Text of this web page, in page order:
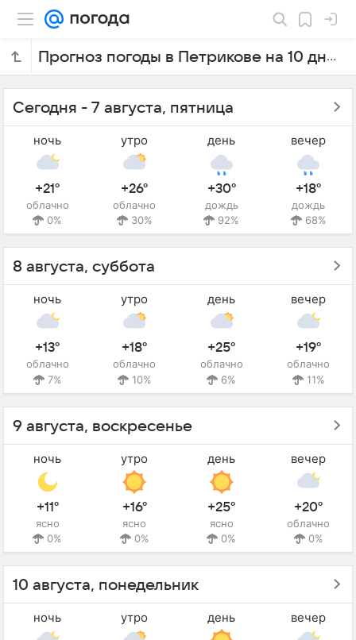
Прогноз погоды в Петрикове на 10 дней
Сегодня - 7 августа, пятница
ночь
+21°
облачно
0%
утро
+26°
облачно
30%
день
+30°
дождь
92%
вечер
+18°
дождь
68%
8 августа, суббота
ночь
+13°
облачно
7%
утро
+18°
облачно
10%
день
+25°
облачно
6%
вечер
+19°
облачно
11%
9 августа, воскресенье
ночь
+11°
ясно
0%
утро
+16°
ясно
0%
день
+25°
ясно
0%
вечер
+20°
облачно
0%
10 августа, понедельник
ночь утро день вечер